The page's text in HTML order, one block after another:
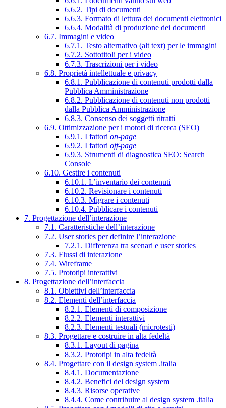
6.6.2. Tipi di documenti
6.6.3. Formato di lettura dei documenti elettronici
6.6.4. Modalità di produzione dei documenti
6.7. Immagini e video
6.7.1. Testo alternativo (alt text) per le immagini
6.7.2. Sottotitoli per i video
6.7.3. Trascrizioni per i video
6.8. Proprietà intellettuale e privacy
6.8.1. Pubblicazione di contenuti prodotti dalla
Pubblica Amministrazione
6.8.2. Pubblicazione di contenuti non prodotti
dalla Pubblica Amministrazione
6.8.3. Consenso dei soggetti ritratti
6.9. Ottimizzazione per i motori di ricerca (SEO)
6.9.1. I fattori on-page
6.9.2. I fattori off-page
6.9.3. Strumenti di diagnostica SEO: Search
Console
6.10. Gestire i contenuti
6.10.1. L’inventario dei contenuti
6.10.2. Revisionare i contenuti
6.10.3. Migrare i contenuti
6.10.4. Pubblicare i contenuti
7. Progettazione dell’interazione
7.1. Caratteristiche dell’interazione
7.2. User stories per definire l’interazione
7.2.1. Differenza tra scenari e user stories
7.3. Flussi di interazione
7.4. Wireframe
7.5. Prototipi interattivi
8. Progettazione dell’interfaccia
8.1. Obiettivi dell’interfaccia
8.2. Elementi dell’interfaccia
8.2.1. Elementi di composizione
8.2.2. Elementi interattivi
8.2.3. Elementi testuali (microtesti)
8.3. Progettare e costruire in alta fedeltà
8.3.1. Layout di pagina
8.3.2. Prototipi in alta fedeltà
8.4. Progettare con il design system .italia
8.4.1. Documentazione
8.4.2. Benefici del design system
8.4.3. Risorse operative
8.4.4. Come contribuire al design system .italia